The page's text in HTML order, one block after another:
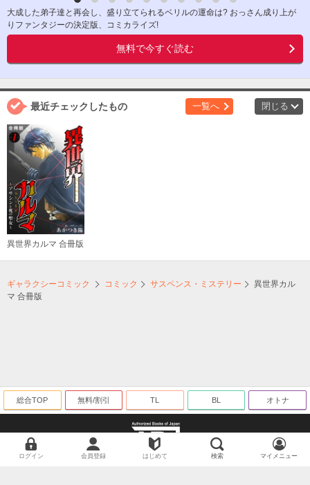
大成した弟子達と再会し、盛り立てられるベリルの運命は? おっさん成り上が
りファンタジーの決定版、コミカライズ!
無料で今すぐ読む
最近チェックしたもの 一覧へ 閉じる
異世界カルマ 合冊版
ギャラクシーコミック コミック サスペンス・ミステリー
異世界カル
マ 合冊版
総合TOP 無料/割引 TL BL オトナ
ログイン 会員登録 はじめて 検索 マイメニュー